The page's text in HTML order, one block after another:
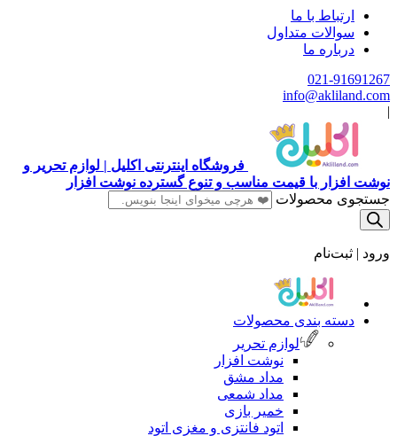
ارتباط با ما
سوالات متداول
درباره ما
021-91691267
info@akliland.com
|
فروشگاه اینترنتی اکلیل | لوازم تحریر و
نوشت افزار با قیمت مناسب و تنوع گسترده نوشت افزار
جستجوی محصولات
ورود | ثبت‌نام
دسته بندی محصولات
لوازم تحریر
نوشت افزار
مداد مشق
مداد شمعی
خمیر بازی
اتود فانتزی و مغزی اتود